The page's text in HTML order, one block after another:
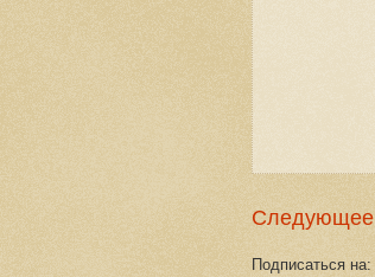
Следующее
Подписаться на: